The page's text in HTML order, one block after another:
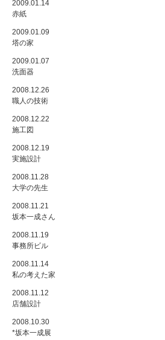
2009.01.14
赤紙
2009.01.09
塔の家
2009.01.07
洗面器
2008.12.26
職人の技術
2008.12.22
施工図
2008.12.19
実施設計
2008.11.28
大学の先生
2008.11.21
坂本一成さん
2008.11.19
事務所ビル
2008.11.14
私の考えた家
2008.11.12
店舗設計
2008.10.30
*坂本一成展